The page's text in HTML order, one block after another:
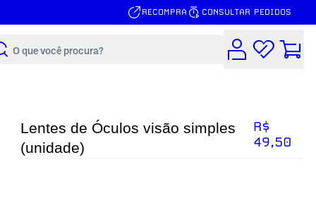
RECOMPRA CONSULTAR PEDIDOS
Buscar
Lentes de Óculos visão simples
(unidade)
R$
49,50